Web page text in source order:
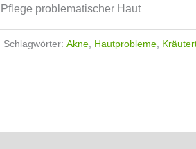
problematischer Haut
Schlagwörter:Akne Hautprobleme